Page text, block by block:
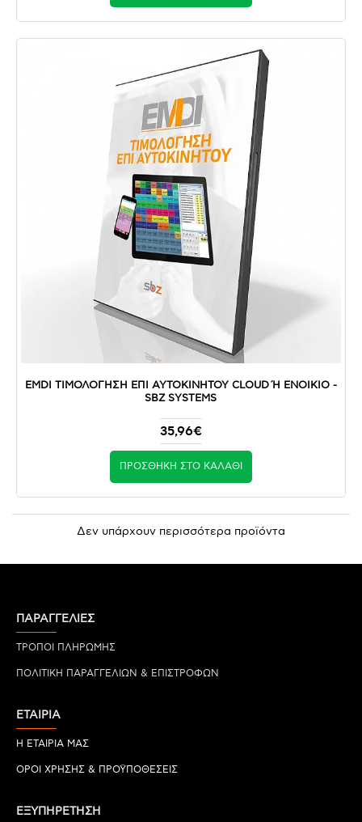
EMDI ΤΙΜΟΛΟΓΗΣΗ ΕΠΙ ΑΥΤΟΚΙΝΗΤΟΥ CLOUD Ή ΕΝΟΙΚΙΟ - S
BZ SYSTEMS
35,96€
ΠΡΟΣΘΉΚΗ ΣΤΟ ΚΑΛΆΘΙ
Δεν υπάρχουν περισσότερα προϊόντα
ΠΑΡΑΓΓΕΛΙΕΣ
ΤΡΟΠΟΙ ΠΛΗΡΩΜΗΣ
ΠΟΛΙΤΙΚΗ ΠΑΡΑΓΓΕΛΙΩΝ & ΕΠΙΣΤΡΟΦΩΝ
ΕΤΑΙΡΙΑ
Η ΕΤΑΙΡΙΑ ΜΑΣ
ΟΡΟΙ ΧΡΗΣΗΣ & ΠΡΟΫΠΟΘΕΣΕΙΣ
ΕΞΥΠΗΡΕΤΗΣΗ